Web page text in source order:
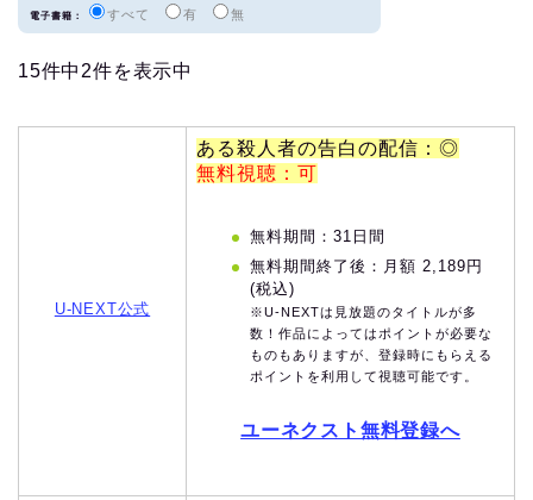
電子書籍： すべて 有 無
15件中2件を表示中
U-NEXT公式
ある殺人者の告白の配信：◎
無料視聴：可
無料期間：31日間
無料期間終了後：月額 2,189円
(税込)
※U-NEXTは見放題のタイトルが多
数！作品によってはポイントが必要な
ものもありますが、登録時にもらえる
ポイントを利用して視聴可能です。
ユーネクスト無料登録へ